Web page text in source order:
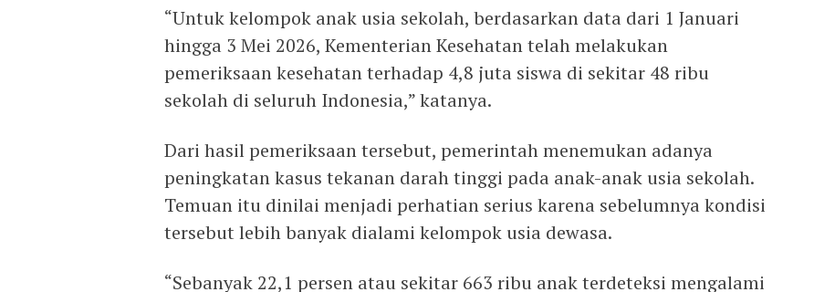
“Untuk kelompok anak usia sekolah, berdasarkan data dari 1 Januari
hingga 3 Mei 2026, Kementerian Kesehatan telah melakukan
pemeriksaan kesehatan terhadap 4,8 juta siswa di sekitar 48 ribu
sekolah di seluruh Indonesia,” katanya.
Dari hasil pemeriksaan tersebut, pemerintah menemukan adanya
peningkatan kasus tekanan darah tinggi pada anak-anak usia sekolah.
Temuan itu dinilai menjadi perhatian serius karena sebelumnya kondisi
tersebut lebih banyak dialami kelompok usia dewasa.
“Sebanyak 22,1 persen atau sekitar 663 ribu anak terdeteksi mengalami